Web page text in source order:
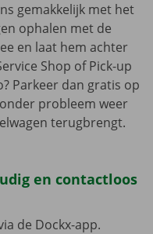
gemakkelijk met het
ophalen met de
en laat hem achter
Shop of Pick-up
Parkeer dan gratis op
probleem weer
terugbrengt.
en contactloos
de Dockx-app.